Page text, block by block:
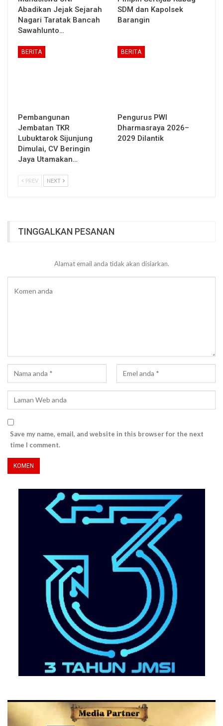
Abadikan Jejak Sejarah
Nagari Taratak Bancah
Sawahlunto…
SDM dan Kapolsek
Barangin
BERITA
Pembangunan
Jembatan TKR
Lubuktarok Sijunjung
Dimulai, CV Beringin
Jaya Utamakan…
BERITA
Pengurus PWI
Dharmasraya 2026–
2029 Dilantik
PREV NEXT
TINGGALKAN PESANAN
Alamat email anda tidak akan disiarkan.
Save my name, email, and website in this browser for the next
time I comment.